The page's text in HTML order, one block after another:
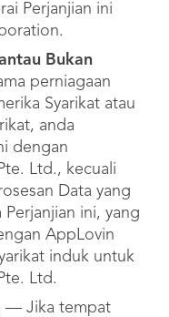
Perjanjian ini
Bukan
perniagaan
Syarikat atau
anda
dengan
Ltd., kecuali
Data yang
ini, yang
AppLovin
induk untuk
Ltd.
— Jika tempat